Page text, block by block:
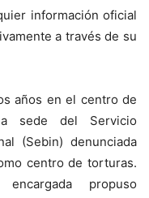
información oficial
a través de su
años en el centro de
sede del Servicio
(Sebin) denunciada
centro de torturas.
propuso